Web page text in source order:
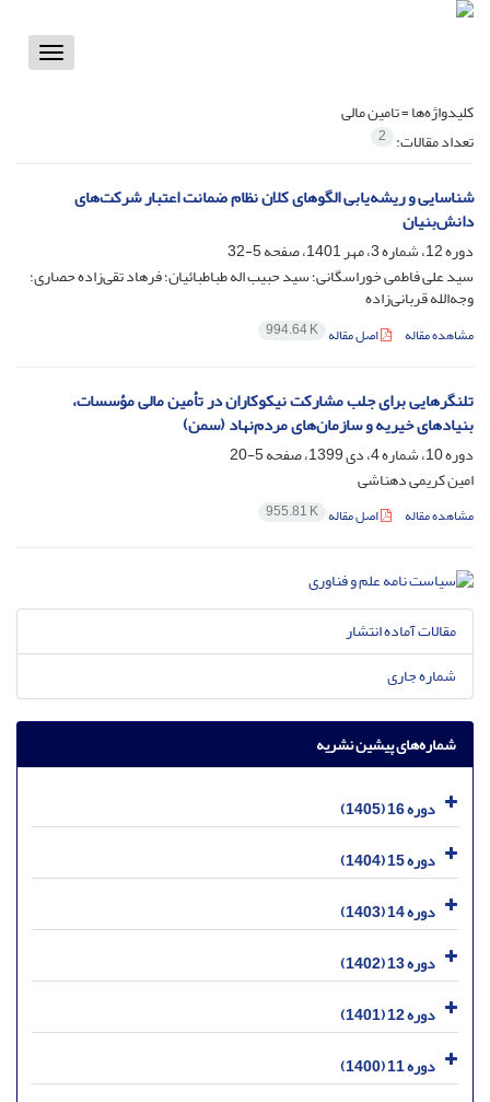
Toggle
کلیدواژه‌ها =تامین مالی
تعداد مقالات: 2
شناسایی و ریشه‌یابی الگوهای کلان نظام ضمانت اعتبار شرکت‌های
دانش‌بنیان
دوره 12، شماره 3، مهر 1401، صفحه
5-32
سید علی فاطمی خوراسگانی؛ سید حبیب اله طباطبائیان؛ فرهاد تقی‌زاده حصاری؛
وجه‌الله قربانی‌زاده
مشاهده مقاله اصل مقاله 994.64 K
تلنگرهایی برای جلب مشارکت نیکوکاران در تأمین مالی مؤسسات،
بنیادهای خیریه و سازمان‌های مردم‌نهاد (سمن)
دوره 10، شماره 4، دی 1399، صفحه
5-20
امین کریمی دهناشی
مشاهده مقاله اصل مقاله 955.81 K
مقالات آماده انتشار
شماره جاری
شماره‌های پیشین نشریه
دوره 16 (1405)
دوره 15 (1404)
دوره 14 (1403)
دوره 13 (1402)
دوره 12 (1401)
دوره 11 (1400)